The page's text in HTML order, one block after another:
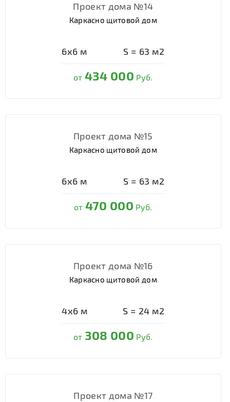
Проект дома №14
Каркасно щитовой дом
6х6 м S = 63 м2
от 434 000 Руб.
Проект дома №15
Каркасно щитовой дом
6х6 м S = 63 м2
от 470 000 Руб.
Проект дома №16
Каркасно щитовой дом
4х6 м S = 24 м2
от 308 000 Руб.
Проект дома №17